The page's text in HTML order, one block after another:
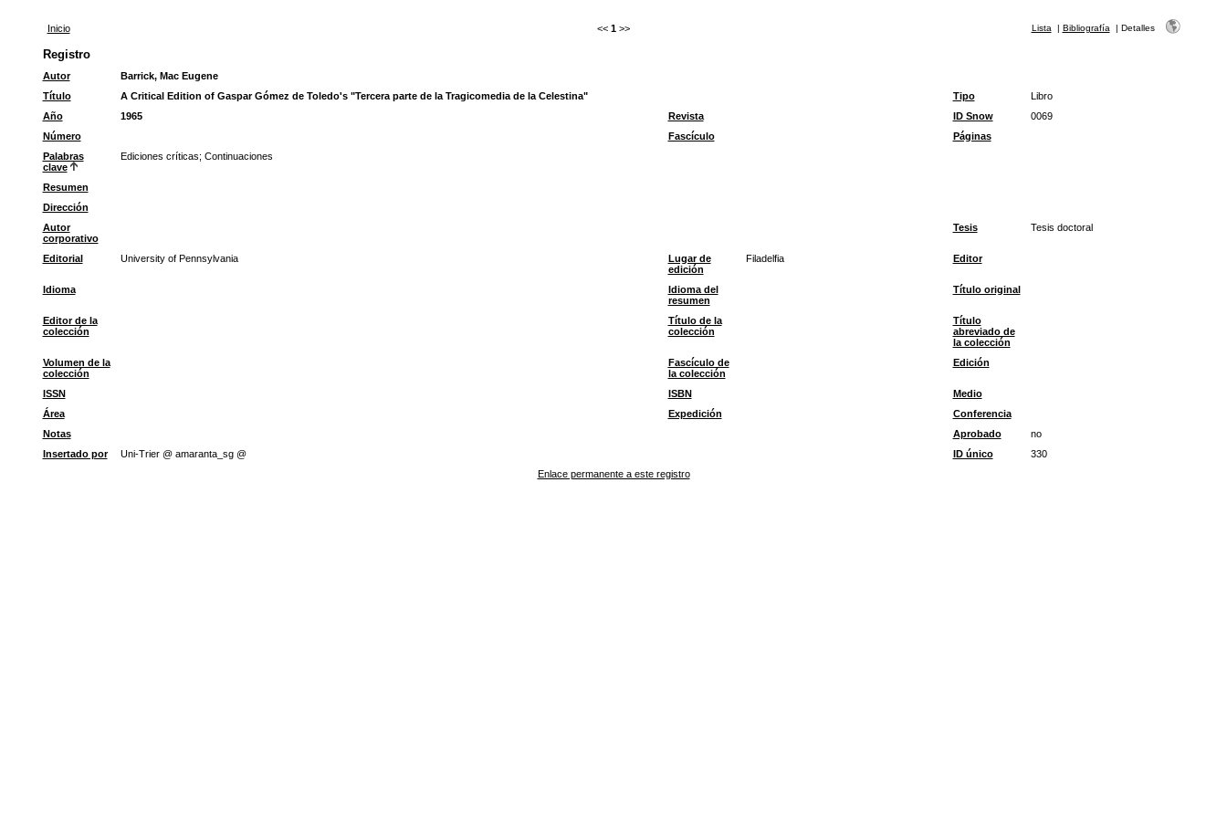
Inicio << 1 >> Lista | Bibliografía | Detalles
Registro
Autor
Barrick, Mac Eugene
Título
A Critical Edition of Gaspar Gómez de Toledo's "Tercera parte de la Tragicomedia de la Celestina" Tipo
Libro
Año
1965 Revista ID Snow
0069
Número
Fascículo
Páginas
Palabras
clave
Ediciones críticas; Continuaciones
Resumen
Dirección
Autor
corporativo
Tesis Tesis doctoral
Editorial University of Pennsylvania
Lugar de
edición
Filadelfia Editor
Idioma
Idioma del
resumen
Título original
Editor de la
colección
Título de la
colección
Título
abreviado de
la colección
Volumen de la
colección
Fascículo de
la colección
Edición
ISSN ISBN
Medio
Área
Expedición
Conferencia
Notas
Aprobado
no
Insertado por
Uni-Trier @ amaranta_sg @ ID único
330
Enlace permanente a este registro